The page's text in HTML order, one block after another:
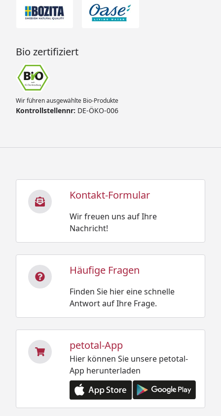
Bio zertifiziert
Wir führen ausgewählte Bio-Produkte
Kontrollstellennr: DE-ÖKO-006
Kontakt-Formular
Wir freuen uns auf Ihre
Nachricht!
Häufige Fragen
Finden Sie hier eine schnelle
Antwort auf Ihre Frage.
petotal-App
Hier können Sie unsere petotal-
App herunterladen